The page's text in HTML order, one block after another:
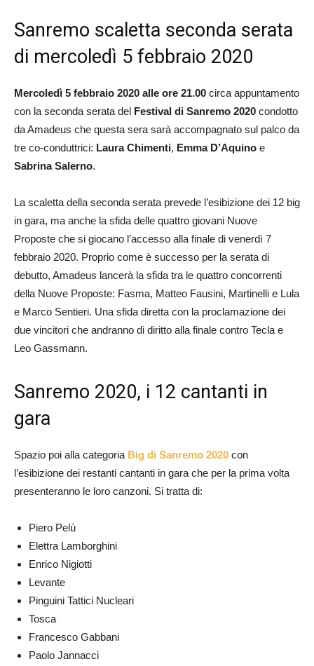
Sanremo scaletta seconda serata
di mercoledì 5 febbraio 2020
Mercoledì 5 febbraio 2020 alle ore 21.00 circa appuntamento
con la seconda serata del Festival di Sanremo 2020 condotto
da Amadeus che questa sera sarà accompagnato sul palco da
tre co-conduttrici: Laura Chimenti, Emma D’Aquino e
Sabrina Salerno.
La scaletta della seconda serata prevede l’esibizione dei 12 big
in gara, ma anche la sfida delle quattro giovani Nuove
Proposte che si giocano l’accesso alla finale di venerdì 7
febbraio 2020. Proprio come è successo per la serata di
debutto, Amadeus lancerà la sfida tra le quattro concorrenti
della Nuove Proposte: Fasma, Matteo Fausini, Martinelli e Lula
e Marco Sentieri. Una sfida diretta con la proclamazione dei
due vincitori che andranno di diritto alla finale contro Tecla e
Leo Gassmann.
Sanremo 2020, i 12 cantanti in
gara
Spazio poi alla categoria Big di Sanremo 2020 con
l’esibizione dei restanti cantanti in gara che per la prima volta
presenteranno le loro canzoni. Si tratta di:
Piero Pelù
Elettra Lamborghini
Enrico Nigiotti
Levante
Pinguini Tattici Nucleari
Tosca
Francesco Gabbani
Paolo Jannacci